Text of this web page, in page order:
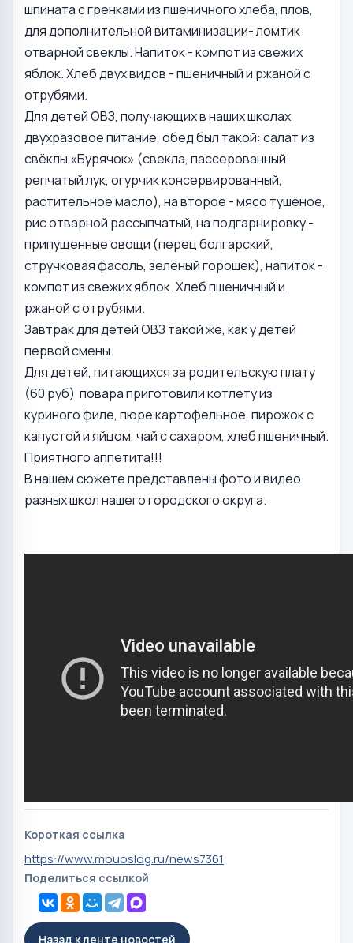
шпината с гренками из пшеничного хлеба, плов,
для дополнительной витаминизации- ломтик
отварной свеклы. Напиток - компот из свежих
яблок. Хлеб двух видов - пшеничный и ржаной с
отрубями.
Для детей ОВЗ, получающих в наших школах
двухразовое питание, обед был такой: салат из
свёклы «Бурячок» (свекла, пассерованный
репчатый лук, огурчик консервированный,
растительное масло), на второе - мясо тушёное,
рис отварной рассыпчатый, на подгарнировку -
припущенные овощи (перец болгарский,
стручковая фасоль, зелёный горошек), напиток -
компот из свежих яблок. Хлеб пшеничный и
ржаной с отрубями.
Завтрак для детей ОВЗ такой же, как у детей
первой смены.
Для детей, питающихся за родительскую плату
(60 руб) повара приготовили котлету из
куриного филе, пюре картофельное, пирожок с
капустой и яйцом, чай с сахаром, хлеб пшеничный.
Приятного аппетита!!!
В нашем сюжете представлены фото и видео
разных школ нашего городского округа.
Короткая ссылка
https://www.mouoslog.ru/news7361
Поделиться ссылкой
Назад к ленте новостей